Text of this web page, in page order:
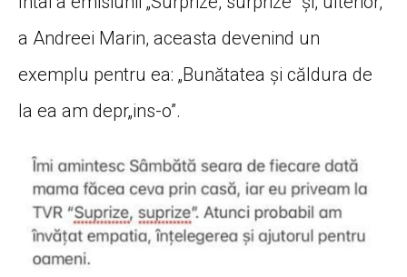
a Andreei Marin, aceasta devenind un
exemplu pentru ea: „Bunătatea și căldura de
la ea am depr„ins-o”.